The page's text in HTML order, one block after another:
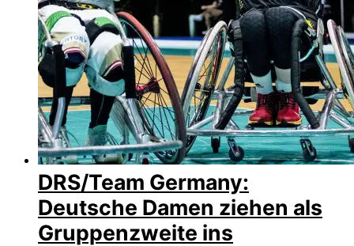
DRS/Team Germany:
Deutsche Damen ziehen als
Gruppenzweite ins